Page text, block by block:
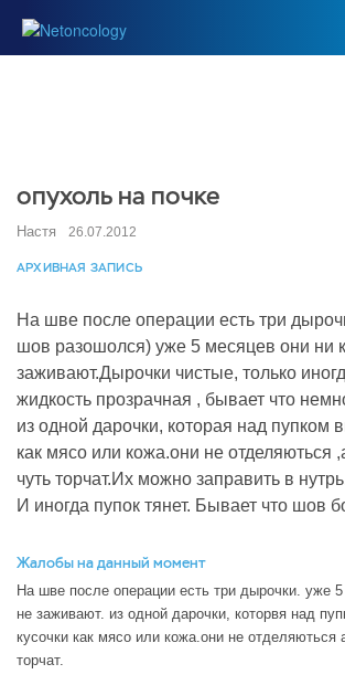
опухоль на почке
Настя 26.07.2012
АРХИВНАЯ ЗАПИСЬ
На шве после операции есть три
шов разошолся) уже 5 месяцев они ни
заживают.Дырочки чистые, только
жидкость прозрачная , бывает что
из одной дарочки, которая над пупком
как мясо или кожа.они не отделяються
чуть торчат.Их можно заправить в
И иногда пупок тянет. Бывает что шов
Жалобы на данный момент
На шве после операции есть три дырочки. уже
не заживают. из одной дарочки, которвя над
кусочки как мясо или кожа.они не отделяються
торчат.